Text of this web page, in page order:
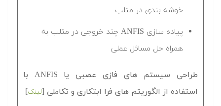
خوشه بندی در متلب
پیاده سازی ANFIS چند خروجی در متلب به
همراه حل مسائل عملی
طراحی سیستم های فازی عصبی یا ANFIS با
استفاده از الگوریتم های فرا ابتکاری و تکاملی [لینک]